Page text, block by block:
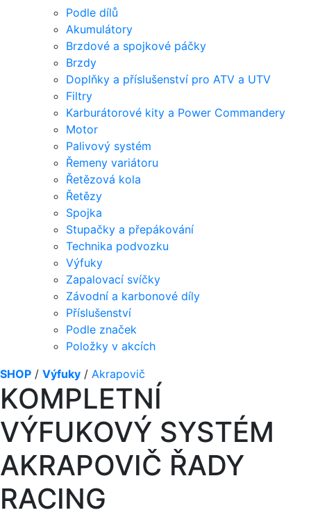
Podle dílů
Akumulátory
Brzdové a spojkové páčky
Brzdy
Doplňky a příslušenství pro ATV a UTV
Filtry
Karburátorové kity a Power Commandery
Motor
Palivový systém
Řemeny variátoru
Řetězová kola
Řetězy
Spojka
Stupačky a přepákování
Technika podvozku
Výfuky
Zapalovací svíčky
Závodní a karbonové díly
Příslušenství
Podle značek
Položky v akcích
SHOP / Výfuky / Akrapovič
KOMPLETNÍ
VÝFUKOVÝ SYSTÉM
AKRAPOVIČ ŘADY
RACING